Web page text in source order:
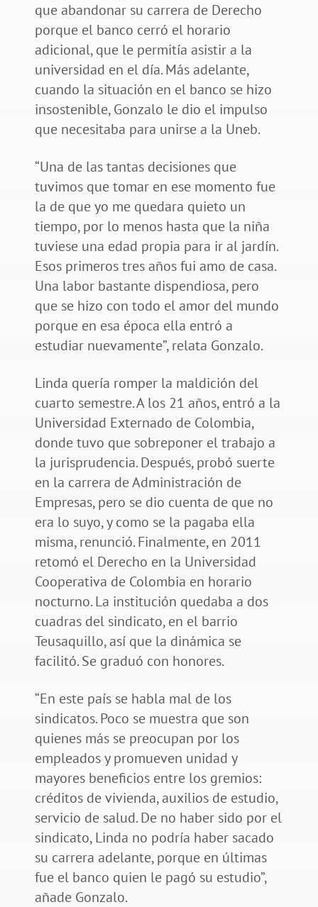
que abandonar su carrera de Derecho
porque el banco cerró el horario
adicional, que le permitía asistir a la
universidad en el día. Más adelante,
cuando la situación en el banco se hizo
insostenible, Gonzalo le dio el impulso
que necesitaba para unirse a la Uneb.
“Una de las tantas decisiones que
tuvimos que tomar en ese momento fue
la de que yo me quedara quieto un
tiempo, por lo menos hasta que la niña
tuviese una edad propia para ir al jardín.
Esos primeros tres años fui amo de casa.
Una labor bastante dispendiosa, pero
que se hizo con todo el amor del mundo
porque en esa época ella entró a
estudiar nuevamente”, relata Gonzalo.
Linda quería romper la maldición del
cuarto semestre. A los 21 años, entró a la
Universidad Externado de Colombia,
donde tuvo que sobreponer el trabajo a
la jurisprudencia. Después, probó suerte
en la carrera de Administración de
Empresas, pero se dio cuenta de que no
era lo suyo, y como se la pagaba ella
misma, renunció. Finalmente, en 2011
retomó el Derecho en la Universidad
Cooperativa de Colombia en horario
nocturno. La institución quedaba a dos
cuadras del sindicato, en el barrio
Teusaquillo, así que la dinámica se
facilitó. Se graduó con honores.
“En este país se habla mal de los
sindicatos. Poco se muestra que son
quienes más se preocupan por los
empleados y promueven unidad y
mayores beneficios entre los gremios:
créditos de vivienda, auxilios de estudio,
servicio de salud. De no haber sido por el
sindicato, Linda no podría haber sacado
su carrera adelante, porque en últimas
fue el banco quien le pagó su estudio”,
añade Gonzalo.